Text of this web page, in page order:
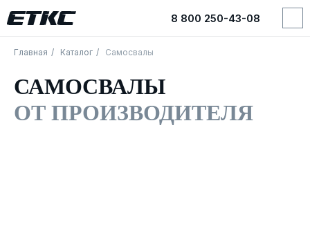
8 800 250-43-08
8 800 250-43-08
Главная / Каталог / Самосвалы
САМОСВАЛЫ
ОТ ПРОИЗВОДИТЕЛЯ